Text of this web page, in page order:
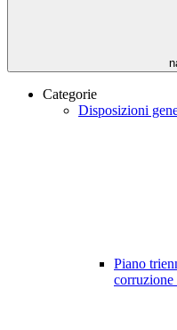
Categorie
Disposizioni
Piano
corruzione